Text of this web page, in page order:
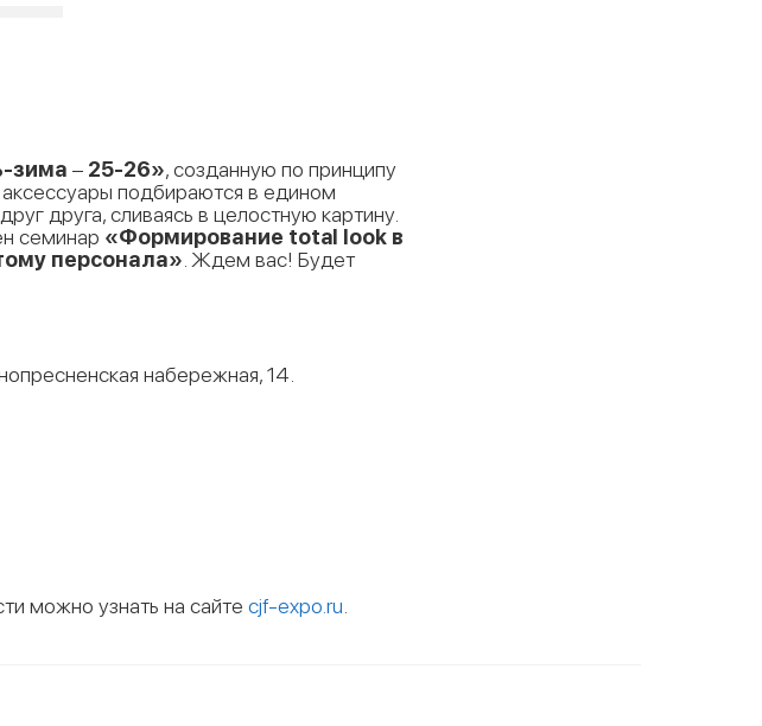
зима – 25-26», созданную по принципу
подбираются в едином
друга, сливаясь в целостную картину.
семинар «Формирование total look в
персонала» . Ждем вас! Будет
набережная, 14.
можно узнать на сайте cjf-expo.ru